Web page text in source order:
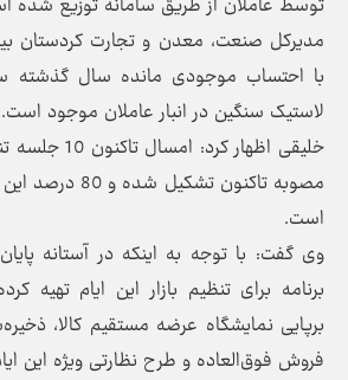
مدیرکل صنعت، معدن و تجارت کردستان
لاستیک سنگین در انبار عاملان موجود است.
مصوبه تاکنون
است.
وی گفت: با توجه به اینکه در آستانه
برنامه برای تنظیم بازار این ایام تهیه
برپایی نمایشگاه عرضه مستقیم کالا،
فروش فوق‌العاده و طرح نظارتی ویژه این